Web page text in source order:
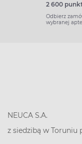
2 600
Odbierz
wybranej
NEUCA S.A.
z siedzibą w Toruniu